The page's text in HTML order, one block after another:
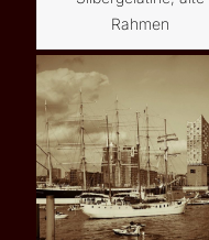
Rahmen